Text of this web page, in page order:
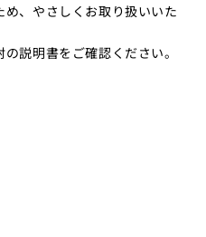
、やさしくお取り扱いいた
説明書をご確認ください。